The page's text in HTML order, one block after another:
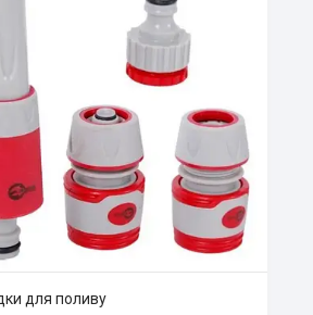
для поливу